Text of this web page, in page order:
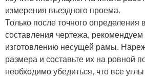
измерения въездного проема.
Только после точного определения
составления чертежа, рекомендуем
изготовлению несущей рамы.
размера и составьте их на ровной
необходимо убедиться, что все